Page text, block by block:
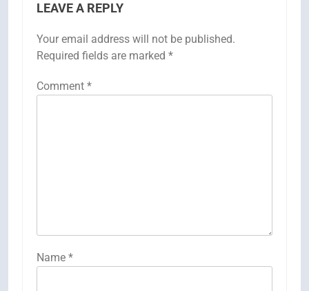
LEAVE A REPLY
Your email address will not be published.
Required fields are marked *
Comment *
Name *